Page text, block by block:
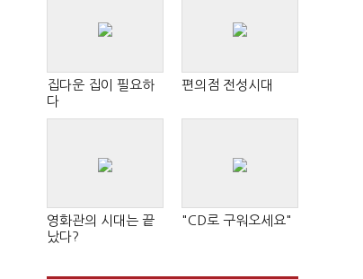
집다운 집이 필요하
다
편의점 전성시대
영화관의 시대는 끝
났다?
"CD로 구워오세요"